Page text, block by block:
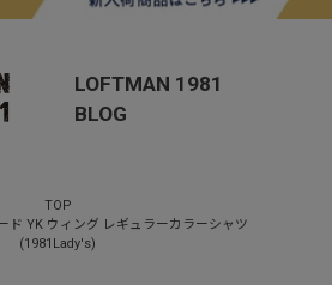
LOFTMAN 1981
BLOG
TOP
ド YK ウィング レギュラーカラーシャツ
(1981Lady's)